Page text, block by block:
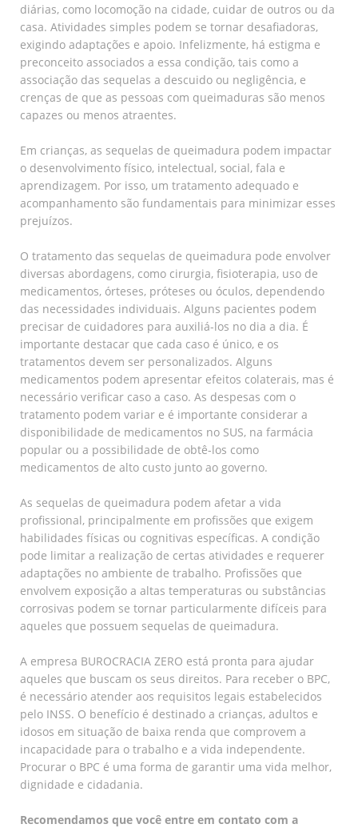
diárias, como locomoção na cidade, cuidar de outros ou da
casa. Atividades simples podem se tornar desafiadoras,
exigindo adaptações e apoio. Infelizmente, há estigma e
preconceito associados a essa condição, tais como a
associação das sequelas a descuido ou negligência, e
crenças de que as pessoas com queimaduras são menos
capazes ou menos atraentes.
Em crianças, as sequelas de queimadura podem impactar
o desenvolvimento físico, intelectual, social, fala e
aprendizagem. Por isso, um tratamento adequado e
acompanhamento são fundamentais para minimizar esses
prejuízos.
O tratamento das sequelas de queimadura pode envolver
diversas abordagens, como cirurgia, fisioterapia, uso de
medicamentos, órteses, próteses ou óculos, dependendo
das necessidades individuais. Alguns pacientes podem
precisar de cuidadores para auxiliá-los no dia a dia. É
importante destacar que cada caso é único, e os
tratamentos devem ser personalizados. Alguns
medicamentos podem apresentar efeitos colaterais, mas é
necessário verificar caso a caso. As despesas com o
tratamento podem variar e é importante considerar a
disponibilidade de medicamentos no SUS, na farmácia
popular ou a possibilidade de obtê-los como
medicamentos de alto custo junto ao governo.
As sequelas de queimadura podem afetar a vida
profissional, principalmente em profissões que exigem
habilidades físicas ou cognitivas específicas. A condição
pode limitar a realização de certas atividades e requerer
adaptações no ambiente de trabalho. Profissões que
envolvem exposição a altas temperaturas ou substâncias
corrosivas podem se tornar particularmente difíceis para
aqueles que possuem sequelas de queimadura.
A empresa BUROCRACIA ZERO está pronta para ajudar
aqueles que buscam os seus direitos. Para receber o BPC,
é necessário atender aos requisitos legais estabelecidos
pelo INSS. O benefício é destinado a crianças, adultos e
idosos em situação de baixa renda que comprovem a
incapacidade para o trabalho e a vida independente.
Procurar o BPC é uma forma de garantir uma vida melhor,
dignidade e cidadania.
Recomendamos que você entre em contato com a